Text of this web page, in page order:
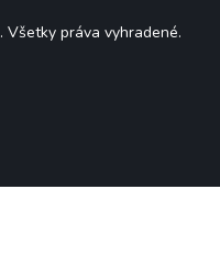
. Všetky práva vyhradené.